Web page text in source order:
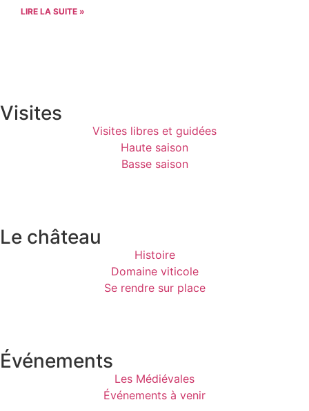
LIRE LA SUITE »
Visites
Visites libres et guidées
Haute saison
Basse saison
Le château
Histoire
Domaine viticole
Se rendre sur place
Événements
Les Médiévales
Événements à venir